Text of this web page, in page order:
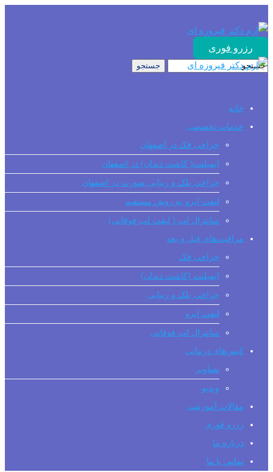
رزرو فوری
خانه
خدمات تخصصی
جراحی فک در اصفهان
ایمپلنت( کاشت دندان) در اصفهان
جراحی پلک و زیبایی صورت در اصفهان
لیفت ابرو به روش مستقیم
سانترال لب ( لیفت لب فوقانی)
مراقبت‌های قبل و بعد
جراحی فک
ایمپلنت (کاشت دندان)
جراحی پلک و زیبایی
لیفت ابرو
سانترال لب فوقانی
کیس‌های درمانی
تصاویر
ویدیو
مقالات آموزشی
رزرو فوری
درباره ما
تماس با ما